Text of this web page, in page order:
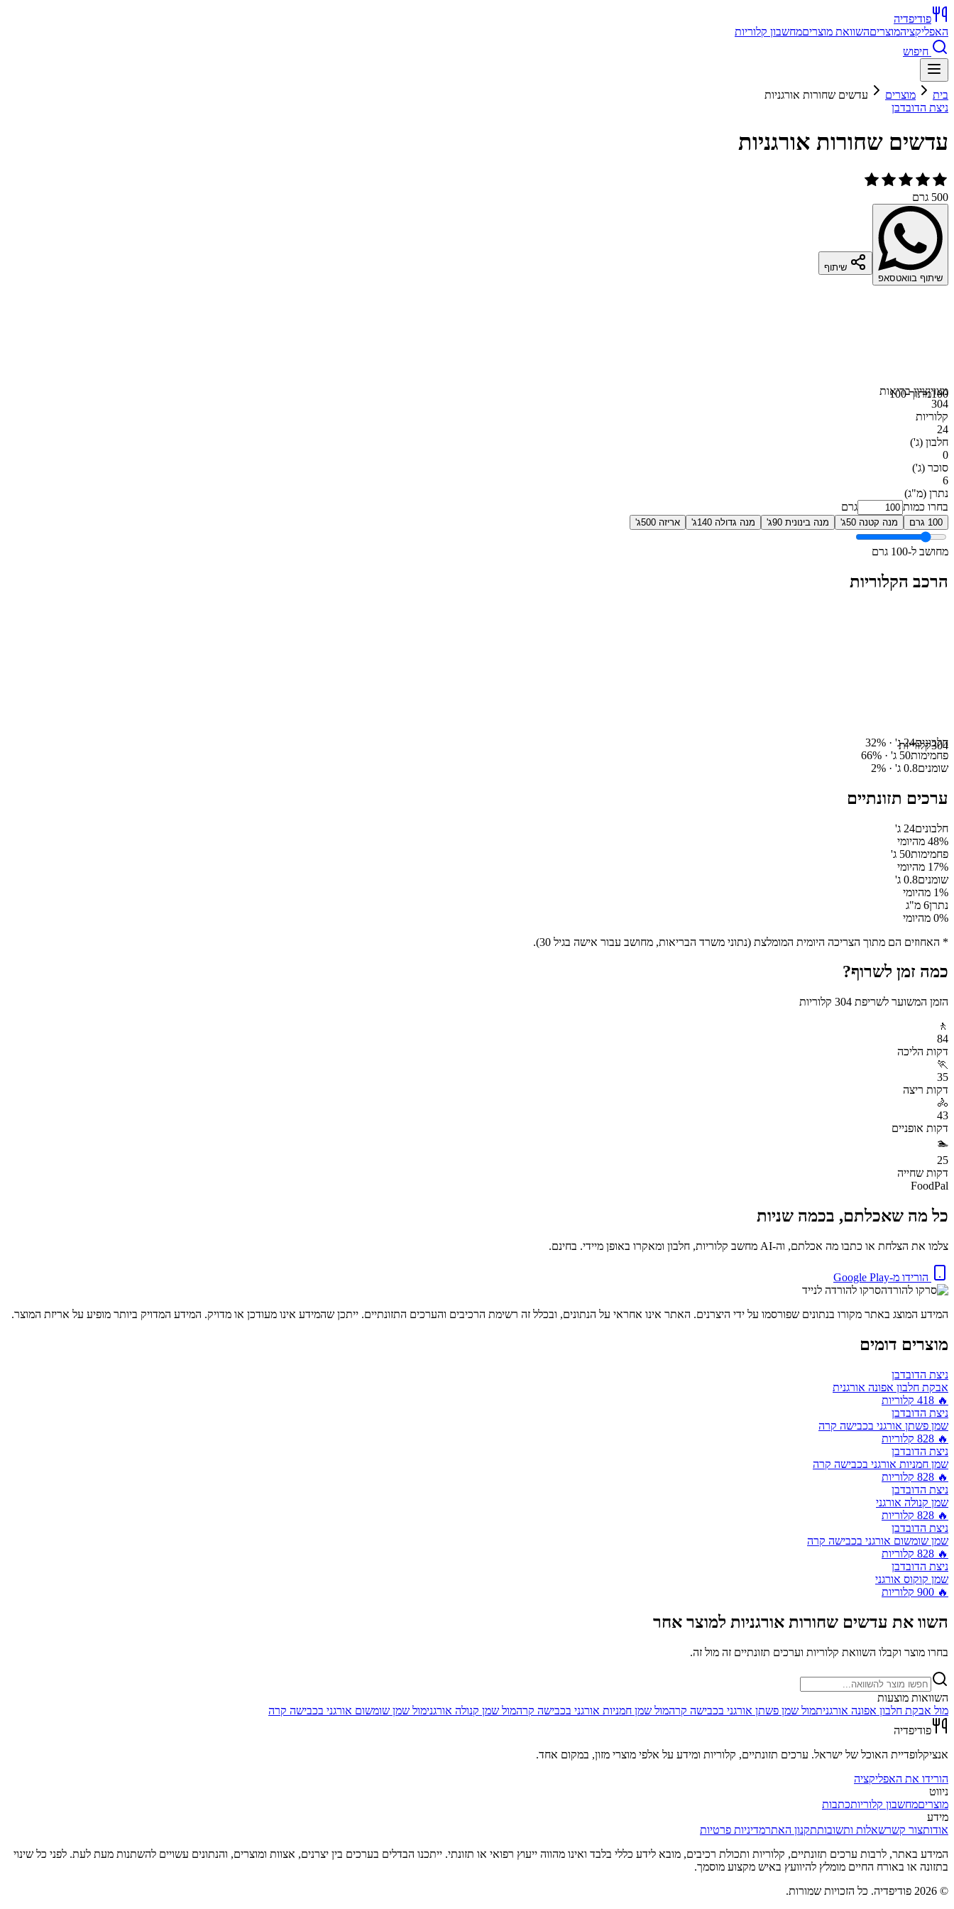
פודיפדיה
האפליקציהמוצריםהשוואת מוצריםמחשבון קלוריות
חיפוש
בית מוצרים
עדשים שחורות אורגניות
ניצת הדובדבן
עדשים שחורות אורגניות
500 גרם
שיתוף בוואטסאפ
שיתוף
100מתוך 100מצויןציון בריאות
304
קלוריות
24
חלבון (ג')
0
סוכר (ג')
6
נתרן (מ"ג)
בחרו כמות
גרם
100 גרם מנה קטנה 50ג' מנה בינונית 90ג' מנה גדולה 140ג' אריזה 500ג'
מחושב ל-100 גרם
הרכב הקלוריות
304קלוריותחלבונים24ג' · 32%
פחמימות50 ג' · 66%
שומנים0.8 ג' · 2%
ערכים תזונתיים
חלבונים24 ג'
48% מהיומי
פחמימות50 ג'
17% מהיומי
שומנים0.8 ג'
1% מהיומי
נתרן6 מ"ג
0% מהיומי
* האחוזים הם מתוך הצריכה היומית המומלצת (נתוני משרד הבריאות, מחושב עבור אישה בגיל 30).
כמה זמן לשרוף?
הזמן המשוער לשריפת 304 קלוריות
🚶
84
דקות הליכה
🏃
35
דקות ריצה
🚴
43
דקות אופניים
🏊
25
דקות שחייה
FoodPal
כל מה שאכלתם, בכמה שניות
צלמו את הצלחת או כתבו מה אכלתם, וה-AI מחשב קלוריות, חלבון ומאקרו באופן מיידי. בחינם.
הורידו מ-Google Play
סרקו להורדה לנייד
המידע המוצג באתר מקורו בנתונים שפורסמו על ידי היצרנים. האתר אינו אחראי על הנתונים, ובכלל זה רשימת הרכיבים והערכים התזונתיים. ייתכן שהמידע אינו מעודכן או מדויק. המידע המדויק ביותר מופיע על אריזת המוצר.
מוצרים דומים
ניצת הדובדבן
אבקת חלבון אפונה אורגנית
🔥
418 קלוריות
ניצת הדובדבן
שמן פשתן אורגני בכבישה קרה
🔥
828 קלוריות
ניצת הדובדבן
שמן חמניות אורגני בכבישה קרה
🔥
828 קלוריות
ניצת הדובדבן
שמן קנולה אורגני
🔥
828 קלוריות
ניצת הדובדבן
שמן שומשום אורגני בכבישה קרה
🔥
828 קלוריות
ניצת הדובדבן
שמן קוקוס אורגני
🔥
900 קלוריות
השוו את עדשים שחורות אורגניות למוצר אחר
בחרו מוצר וקבלו השוואת קלוריות וערכים תזונתיים זה מול זה.
השוואות מוצעות
מול אבקת חלבון אפונה אורגניתמול שמן פשתן אורגני בכבישה קרהמול שמן חמניות אורגני בכבישה קרהמול שמן קנולה אורגנימול שמן שומשום אורגני בכבישה קרה
פודיפדיה
אנציקלופדיית האוכל של ישראל. ערכים תזונתיים, קלוריות ומידע על אלפי מוצרי מזון, במקום אחד.
הורידו את האפליקציה
ניווט
מוצריםמחשבון קלוריותכתבות
מידע
אודותצור קשרשאלות ותשובותתקנון האתרמדיניות פרטיות
המידע באתר, לרבות ערכים תזונתיים, קלוריות ותכולת רכיבים, מובא לידע כללי בלבד ואינו מהווה ייעוץ רפואי או תזונתי. ייתכנו הבדלים בערכים בין יצרנים, אצוות ומוצרים, והנתונים עשויים להשתנות מעת לעת. לפני כל שינוי
בתזונה או באורח החיים מומלץ להיוועץ באיש מקצוע מוסמך.
©
2026 פודיפדיה. כל הזכויות שמורות.